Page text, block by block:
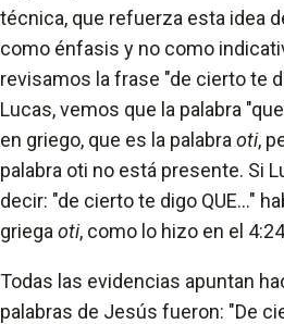
técnica, que refuerza esta idea
como énfasis y no como
revisamos la frase "de cierto te
Lucas, vemos que la palabra
en griego, que es la palabra oti,
palabra oti no está presente. Si
decir: "de cierto te digo QUE..."
griega oti, como lo hizo en el
Todas las evidencias apuntan
palabras de Jesús fueron: "De